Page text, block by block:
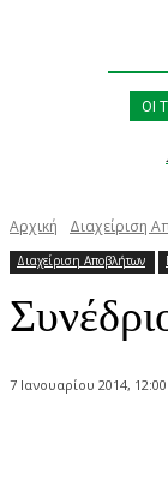
ΟΙ
Αρχική Διαχείριση
Διαχείριση Αποβλήτων
7 Ιανουαρίου 2014,